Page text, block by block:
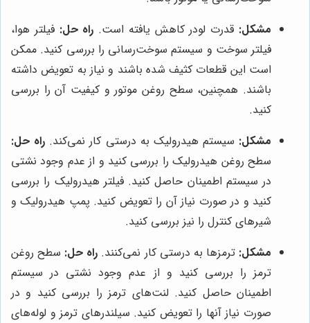
مشکل: قدرت لودر کاهش یافته است. راه حل: فیلتر هوا،
فیلتر سوخت و سیستم سوخت‌رسانی را بررسی کنید. ممکن
است این قطعات کثیف شده باشند و نیاز به تعویض داشته
باشند. همچنین، سطح روغن موتور و کیفیت آن را بررسی
کنید.
مشکل: سیستم هیدرولیک به درستی کار نمی‌کند. راه حل:
سطح روغن هیدرولیک را بررسی کنید و از عدم وجود نشتی
در سیستم اطمینان حاصل کنید. فیلتر هیدرولیک را بررسی
کنید و در صورت نیاز آن را تعویض کنید. پمپ هیدرولیک و
شیرهای کنترل را نیز بررسی کنید.
مشکل: ترمزها به درستی کار نمی‌کنند. راه حل: سطح روغن
ترمز را بررسی کنید و از عدم وجود نشتی در سیستم
اطمینان حاصل کنید. لنت‌های ترمز را بررسی کنید و در
صورت نیاز آنها را تعویض کنید. سیلندرهای ترمز و لوله‌های